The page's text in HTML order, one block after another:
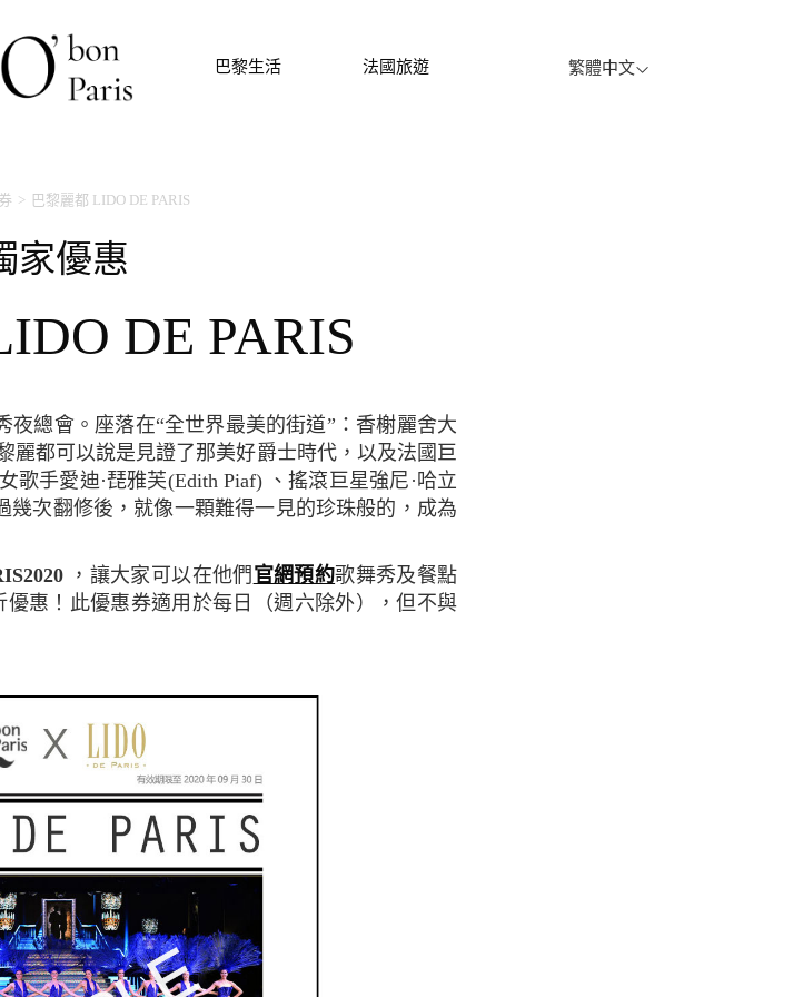
巴黎生活 法國旅遊 繁體中文
巴黎麗都 LIDO DE PARIS
家優惠
DE PARIS
夜總會。座落在“全世界最美的街道”：香榭麗舍大
麗都可以說是見證了那美好爵士時代，以及法國巨
歌手愛迪·琵雅芙(Edith Piaf) 、搖滾巨星強尼·哈立
幾次翻修後，就像一顆難得一見的珍珠般的，成為
，讓大家可以在他們 官網預約歌舞秀及餐點
優惠！此優惠券適用於每日（週六除外），但不與